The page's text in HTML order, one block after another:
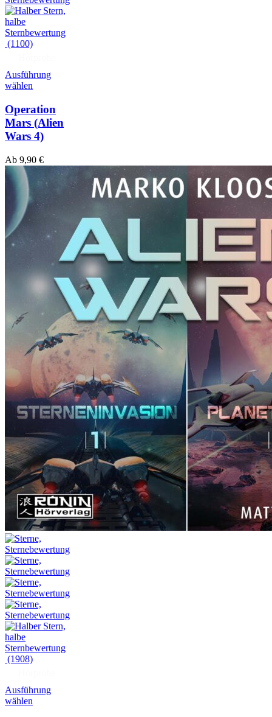
(1100)
Ausführung
wählen
Operation
Mars (Alien
Wars 4)
Ab 9,90 €
(1908)
Ausführung
wählen